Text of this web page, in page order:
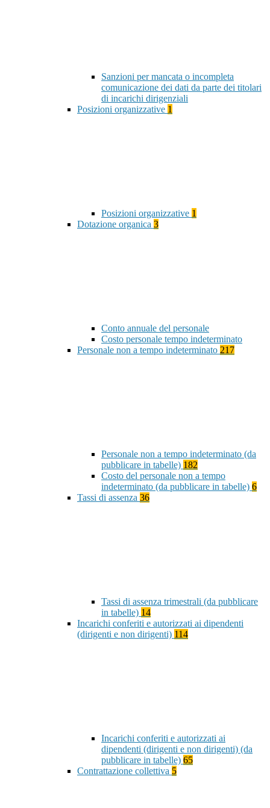
Sanzioni per mancata o incompleta
comunicazione dei dati da parte dei titolari
di incarichi dirigenziali
Posizioni organizzative 1
Posizioni organizzative 1
Dotazione organica 3
Conto annuale del personale
Costo personale tempo indeterminato
Personale non a tempo indeterminato 217
Personale non a tempo indeterminato (da
pubblicare in tabelle) 182
Costo del personale non a tempo
indeterminato (da pubblicare in tabelle) 6
Tassi di assenza 36
Tassi di assenza trimestrali (da pubblicare
in tabelle) 14
Incarichi conferiti e autorizzati ai dipendenti
(dirigenti e non dirigenti) 114
Incarichi conferiti e autorizzati ai
dipendenti (dirigenti e non dirigenti) (da
pubblicare in tabelle) 65
Contrattazione collettiva 5